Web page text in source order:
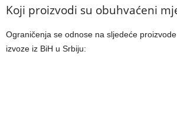
Koji proizvodi su obuhvaćeni
Ograničenja se odnose na sljedeće
izvoze iz BiH u Srbiju: